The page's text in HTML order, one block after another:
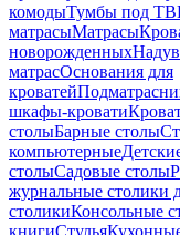
комодыТумбы под ТВ
матрасыМатрасы
новорожденных
матрасОснования для
кроватей
шкафы-кровати
столыБарные столы
компьютерные
столыСадовые столы
журнальные столики
столикиКонсольные
книгиСтулья